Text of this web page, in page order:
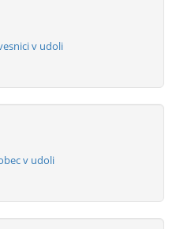
v udoli
v udoli